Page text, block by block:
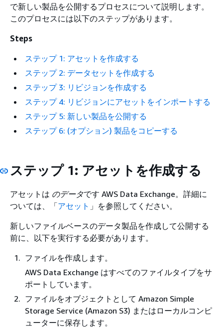
で新しい製品を公開するプロセスについて説明します。
このプロセスには以下のステップがあります。
Steps
ステップ 1: アセットを作成する
ステップ 2: データセットを作成する
ステップ 3: リビジョンを作成する
ステップ 4: リビジョンにアセットをインポートする
ステップ 5: 新しい製品を公開する
ステップ 6: (オプション) 製品をコピーする
ステップ 1: アセットを作成する
アセットは のデータです AWS Data Exchange。詳細に
ついては、「アセット 」を参照してください。
新しいファイルベースのデータ製品を作成して公開する
前に、以下を実行する必要があります。
ファイルを作成します。
AWS Data Exchange はすべてのファイルタイプをサ
ポートしています。
ファイルをオブジェクトとして Amazon Simple
Storage Service (Amazon S3) またはローカルコンピ
ューターに保存します。